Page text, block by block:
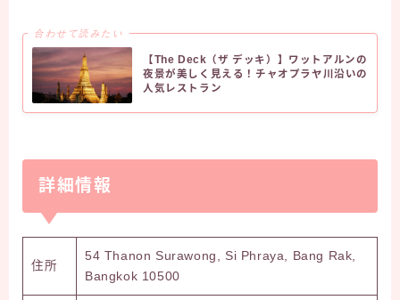
合わせて読みたい
【The Deck（ザ デッキ）】ワットアルンの
夜景が美しく見える！チャオプラヤ川沿いの
人気レストラン
詳細情報
住所
54 Thanon Surawong, Si Phraya, Bang Rak,
Bangkok 10500